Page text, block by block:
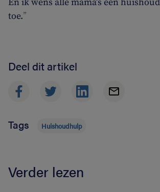
En ik wens alle mama’s een
toe.”
Deel dit artikel
Tags Huishoudhulp
Verder lezen